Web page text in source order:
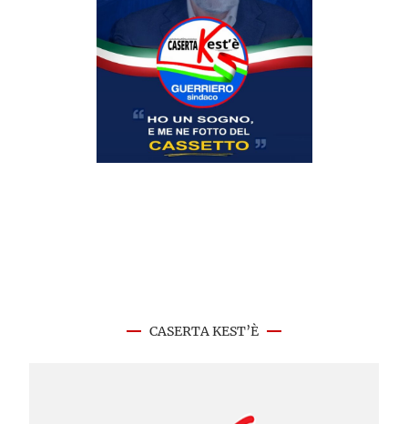
CASERTA KEST’È